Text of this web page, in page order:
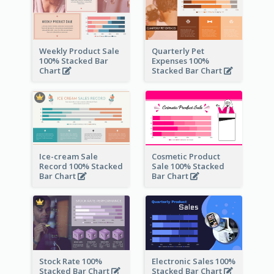
Weekly Product Sale
100% Stacked Bar
Chart
Quarterly Pet
Expenses 100%
Stacked Bar Chart
Ice-cream Sale
Record 100% Stacked
Bar Chart
Cosmetic Product
Sale 100% Stacked
Bar Chart
Stock Rate 100%
Stacked Bar Chart
Electronic Sales 100%
Stacked Bar Chart